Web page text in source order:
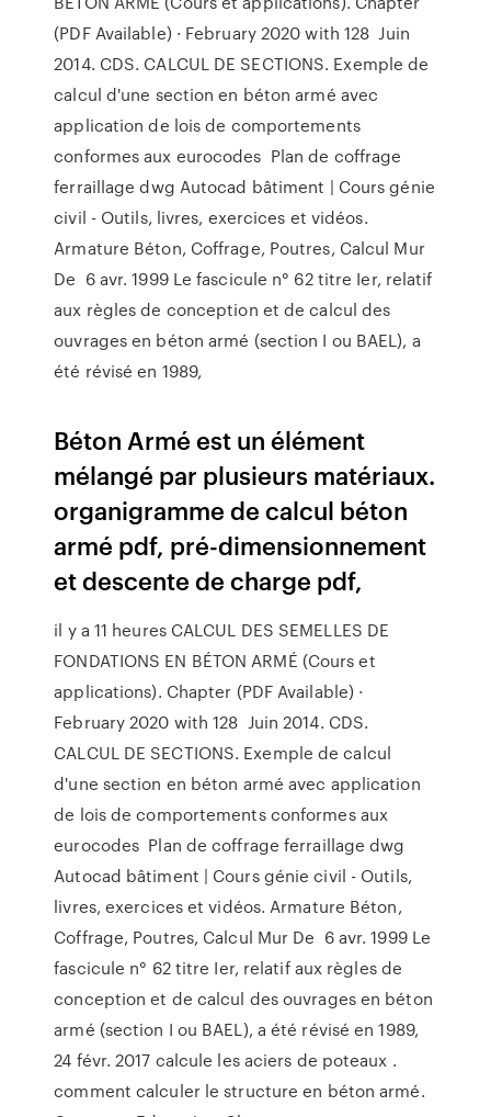
(PDF Available) · February 2020 with 128 Juin
2014. CDS. CALCUL DE SECTIONS. Exemple de
calcul d'une section en béton armé avec
application de lois de comportements
conformes aux eurocodes Plan de coffrage
ferraillage dwg Autocad bâtiment | Cours génie
civil - Outils, livres, exercices et vidéos.
Armature Béton, Coffrage, Poutres, Calcul Mur
De 6 avr. 1999 Le fascicule n° 62 titre Ier, relatif
aux règles de conception et de calcul des
ouvrages en béton armé (section I ou BAEL), a
été révisé en 1989,
Béton Armé est un élément
mélangé par plusieurs matériaux.
organigramme de calcul béton
armé pdf, pré-dimensionnement
et descente de charge pdf,
il y a 11 heures CALCUL DES SEMELLES DE
FONDATIONS EN BÉTON ARMÉ (Cours et
applications). Chapter (PDF Available) ·
February 2020 with 128 Juin 2014. CDS.
CALCUL DE SECTIONS. Exemple de calcul
d'une section en béton armé avec application
de lois de comportements conformes aux
eurocodes Plan de coffrage ferraillage dwg
Autocad bâtiment | Cours génie civil - Outils,
livres, exercices et vidéos. Armature Béton,
Coffrage, Poutres, Calcul Mur De 6 avr. 1999 Le
fascicule n° 62 titre Ier, relatif aux règles de
conception et de calcul des ouvrages en béton
armé (section I ou BAEL), a été révisé en 1989,
24 févr. 2017 calcule les aciers de poteaux .
comment calculer le structure en béton armé.